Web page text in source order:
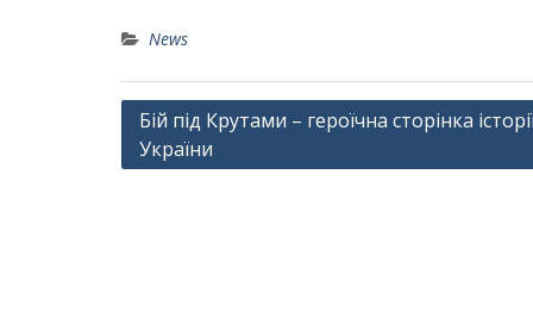
News
Навігація
записів
Бій під Крутами – героїчна сторінка
України